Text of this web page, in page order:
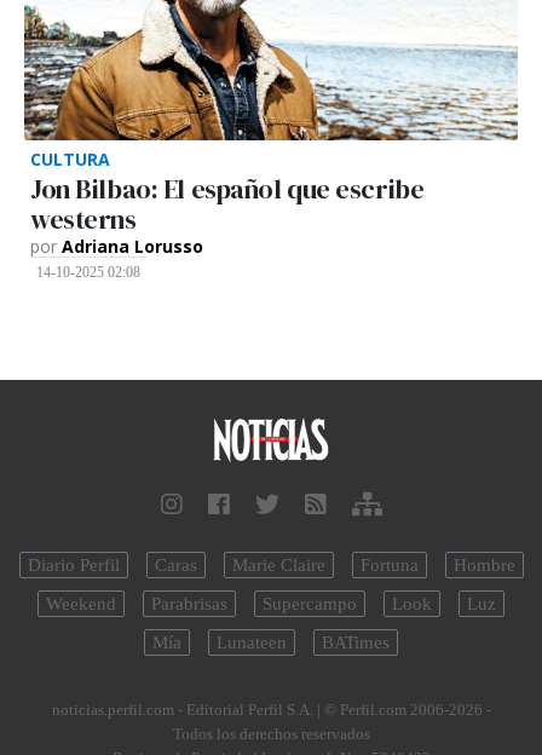
CULTURA
Jon Bilbao: El español que escribe
westerns
por Adriana Lorusso
14-10-2025 02:08
Diario Perfil Caras Marie Claire Fortuna
Hombre
Weekend
Parabrisas Supercampo Look
Luz
Mía
Lunateen BATimes
noticias.perfil.com - Editorial Perfil S.A. | © Perfil.com 2006-2026 -
Todos los derechos reservados